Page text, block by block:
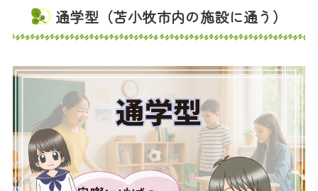
通学型（苫小牧市内の施設に通う）